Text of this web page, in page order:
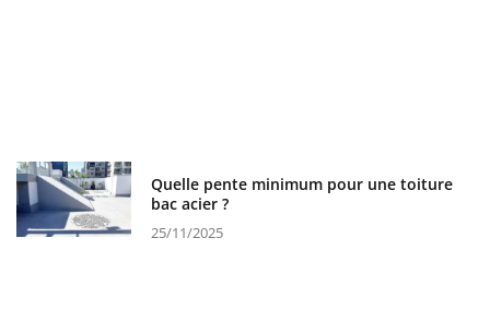
Quelle pente minimum pour une toiture
bac acier ?
25/11/2025